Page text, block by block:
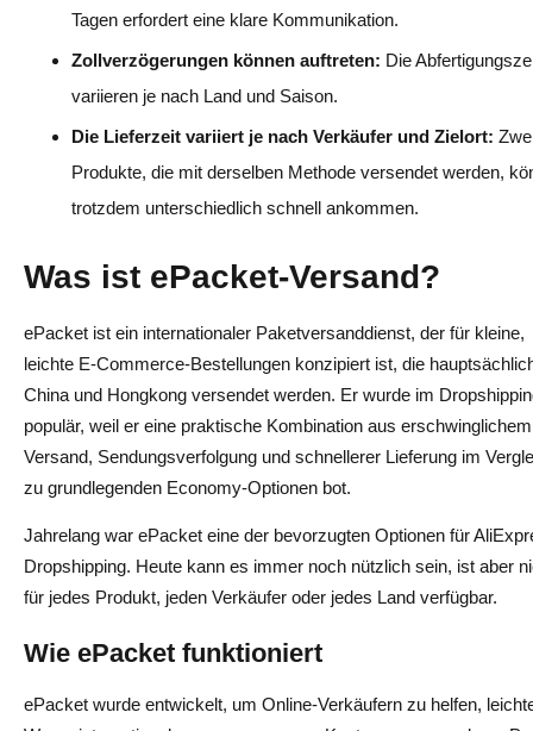
Tagen erfordert eine klare Kommunikation.
Zollverzögerungen können auftreten: Die
variieren je nach Land und Saison.
Die Lieferzeit variiert je nach Verkäufer und Zielort:
Produkte, die mit derselben Methode versendet werden,
trotzdem unterschiedlich schnell ankommen.
Was ist ePacket-Versand?
ePacket ist ein internationaler Paketversanddienst, der für kleine,
leichte E-Commerce-Bestellungen konzipiert ist, die
China und Hongkong versendet werden. Er wurde im
populär, weil er eine praktische Kombination aus erschwinglichem
Versand, Sendungsverfolgung und schnellerer Lieferung im
zu grundlegenden Economy-Optionen bot.
Jahrelang war ePacket eine der bevorzugten Optionen für
Dropshipping. Heute kann es immer noch nützlich sein, ist aber
für jedes Produkt, jeden Verkäufer oder jedes Land verfügbar.
Wie ePacket funktioniert
ePacket wurde entwickelt, um Online-Verkäufern zu helfen,